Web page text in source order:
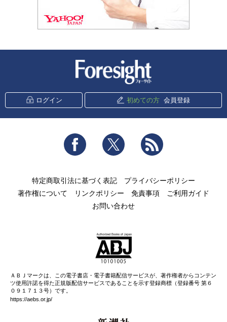
ログイン 初めての方 会員登録
Facebook Twitter
特定商取引法に基づく表記
プライバシーポリシー
著作権について
リンクポリシー 免責事項
ご利用ガイド
お問い合わせ
ＡＢＪマークは、この電子書店・電子書籍配信サービスが、著作権者からコンテン
ツ使用許諾を得た正規版配信サービスであることを示す登録商標（登録番号 第６
０９１７１３号）です。
https://aebs.or.jp/